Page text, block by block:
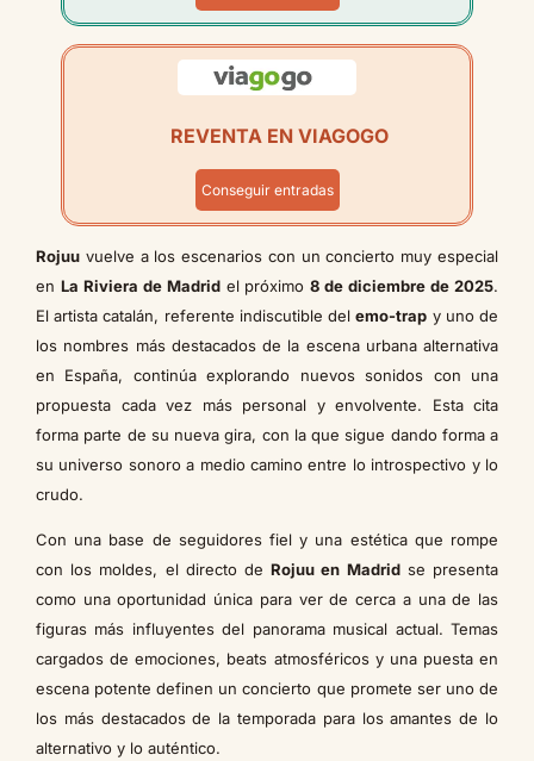
REVENTA EN VIAGOGO
Conseguir entradas
Rojuu vuelve a los escenarios con un concierto muy especial
en La Riviera de Madridel próximo8 de diciembre de 2025.
El artista catalán, referente indiscutible delemo-trap y uno de
los nombres más destacados de la escena urbana alternativa
en España, continúa explorando nuevos sonidos con una
propuesta cada vez más personal y envolvente. Esta cita
forma parte de su nueva gira, con la que sigue dando forma a
su universo sonoro a medio camino entre lo introspectivo y lo
crudo.
Con una base de seguidores fiel y una estética que rompe
con los moldes, el directo deRojuu en Madridse presenta
como una oportunidad única para ver de cerca a una de las
figuras más influyentes del panorama musical actual. Temas
cargados de emociones, beats atmosféricos y una puesta en
escena potente definen un concierto que promete ser uno de
los más destacados de la temporada para los amantes de lo
alternativo y lo auténtico.